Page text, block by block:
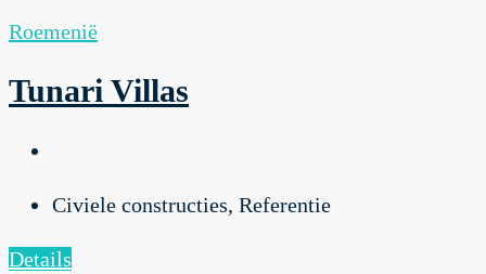
Roemenië
Tunari Villas
Civiele constructies, Referentie
Details